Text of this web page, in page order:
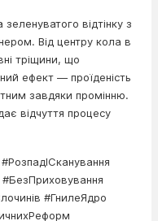
відтінку з
Від центру кола в
тріщини, що
ефект — проїденість
завдяки промінню.
відчуття процесу
#ГнилеЯдро